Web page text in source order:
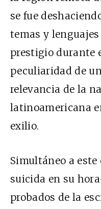
se fue
temas y
prestigio durante
peculiaridad de
relevancia de la
latinoamericana
exilio.
Simultáneo a
suicida en su
probados de la